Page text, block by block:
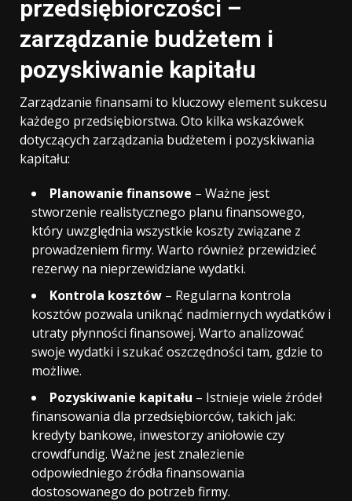
przedsiębiorczości –
zarządzanie budżetem i
pozyskiwanie kapitału
Zarządzanie finansami to kluczowy element sukcesu
każdego przedsiębiorstwa. Oto kilka wskazówek
dotyczących zarządzania budżetem i pozyskiwania
kapitału:
Planowanie finansowe – Ważne jest
stworzenie realistycznego planu finansowego,
który uwzględnia wszystkie koszty związane z
prowadzeniem firmy. Warto również przewidzieć
rezerwy na nieprzewidziane wydatki.
Kontrola kosztów – Regularna kontrola
kosztów pozwala uniknąć nadmiernych wydatków i
utraty płynności finansowej. Warto analizować
swoje wydatki i szukać oszczędności tam, gdzie to
możliwe.
Pozyskiwanie kapitału – Istnieje wiele źródeł
finansowania dla przedsiębiorców, takich jak:
kredyty bankowe, inwestorzy aniołowie czy
crowdfundig. Ważne jest znalezienie
odpowiedniego źródła finansowania
dostosowanego do potrzeb firmy.